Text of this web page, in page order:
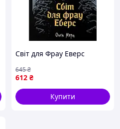
Світ для Фрау Еверс
612 ₴
645₴
Купити